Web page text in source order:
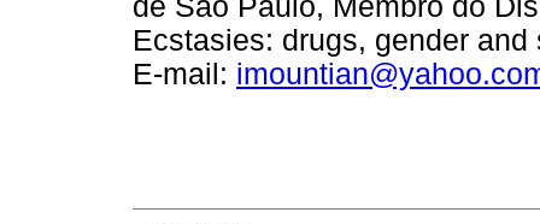
Ecstasies: drugs, gender
E-mail: